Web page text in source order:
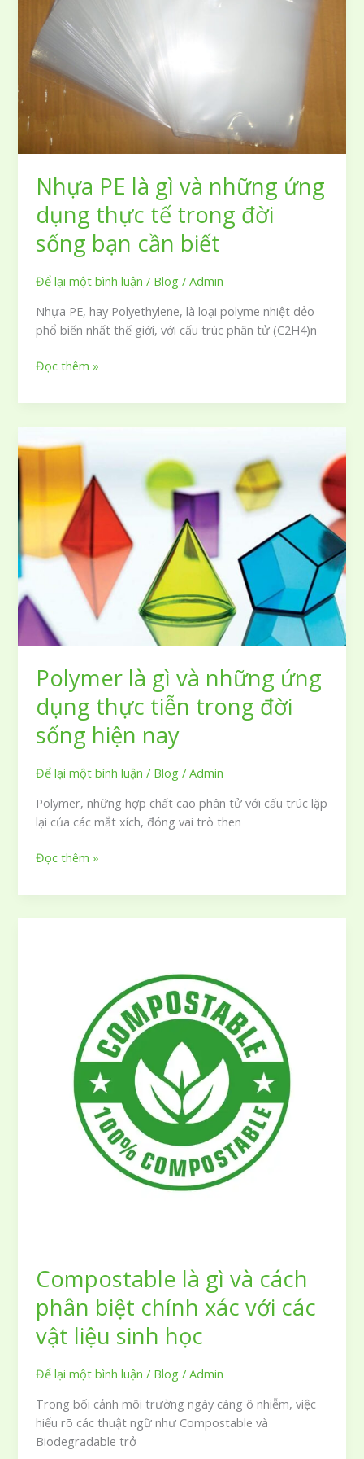
trong
đời
sống
Nhựa PE là gì và những ứng
dụng thực tế trong đời
sống bạn cần biết
Để lại một bình luận / Blog /Admin
Nhựa PE, hay Polyethylene, là loại polyme nhiệt dẻo
phổ biến nhất thế giới, với cấu trúc phân tử (C2H4)n
Nhựa
là
dụng
thực
trong
bạn
cần
biết
Đọc thêm »
Polymer là gì và những ứng
dụng thực tiễn trong đời
sống hiện nay
Để lại một bình luận / Blog /Admin
Polymer, những hợp chất cao phân tử với cấu trúc lặp
lại của các mắt xích, đóng vai trò then
Polymer
gì
Đọc thêm »
Compostable là gì và cách
phân biệt chính xác với các
vật liệu sinh học
Để lại một bình luận / Blog /Admin
Trong bối cảnh môi trường ngày càng ô nhiễm, việc
hiểu rõ các thuật ngữ như Compostable và
Biodegradable trở